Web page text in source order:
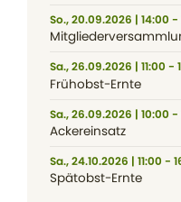
So., 20.09.2026 | 14:00 -
Sa., 26.09.2026 | 11:00 -
Frühobst-Ernte
Sa., 26.09.2026 | 10:00 -
Ackereinsatz
Sa., 24.10.2026 | 11:00 -
Spätobst-Ernte